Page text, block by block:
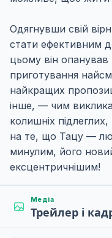
Одягнувши свій
стати ефективним
цьому він
приготування
найкращих
інше, — чим
колишніх
на те, що Тацу —
минулим, його
ексцентричнішим!
Медіа
Трейлер і